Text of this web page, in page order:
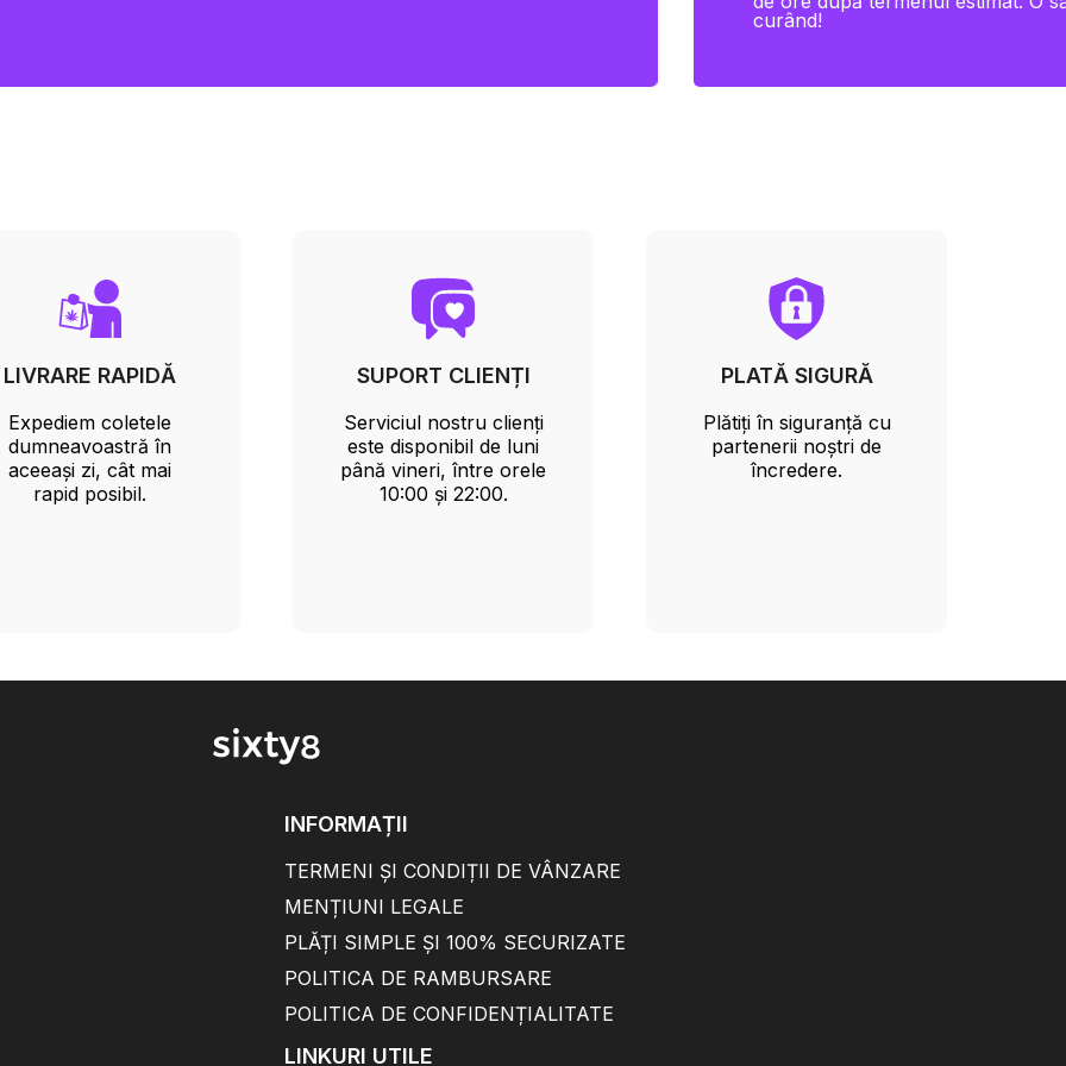
curând!
LIVRARE RAPIDĂ
Expediem coletele
dumneavoastră în
aceeași zi, cât mai
rapid posibil.
SUPORT CLIENȚI
Serviciul nostru clienți
este disponibil de luni
până vineri, între orele
10:00 și 22:00.
PLATĂ SIGURĂ
Plătiți în siguranță cu
partenerii noștri de
încredere.
INFORMAȚII
TERMENI ȘI CONDIȚII DE VÂNZARE
MENȚIUNI LEGALE
PLĂȚI SIMPLE ȘI 100% SECURIZATE
POLITICA DE RAMBURSARE
POLITICA DE CONFIDENȚIALITATE
LINKURI UTILE